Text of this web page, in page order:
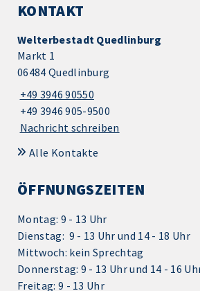
KONTAKT
Welterbestadt Quedlinburg
Markt 1
06484 Quedlinburg
+49 3946 90550
+49 3946 905-9500
Nachricht schreiben
Alle Kontakte
ÖFFNUNGSZEITEN
Montag: 9 - 13 Uhr
Dienstag: 9 - 13 Uhr und 14 - 18 Uhr
Mittwoch: kein Sprechtag
Donnerstag: 9 - 13 Uhr und 14 - 16
Freitag: 9 - 13 Uhr